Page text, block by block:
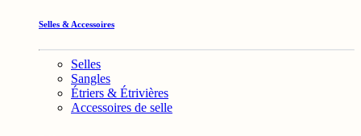
Selles & Accessoires
Selles
Sangles
Étriers & Étrivières
Accessoires de selle